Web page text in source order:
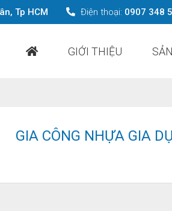
Tp HCM Điện thoại: 0907 348
GIỚI THIỆU
GIA CÔNG NHỰA GIA